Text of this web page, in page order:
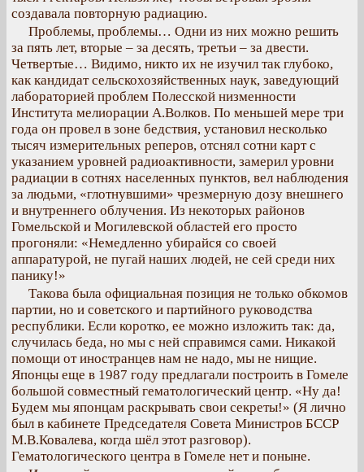
создавала повторную радиацию.
Проблемы, проблемы… Одни из них можно решить
за пять лет, вторые – за десять, третьи – за двести.
Четвертые… Видимо, никто их не изучил так глубоко,
как кандидат сельскохозяйственных наук, заведующий
лабораторией проблем Полесской низменности
Института мелиорации А.Волков. По меньшей мере три
года он провел в зоне бедствия, установил несколько
тысяч измерительных реперов, отснял сотни карт с
указанием уровней радиоактивности, замерил уровни
радиации в сотнях населенных пунктов, вел наблюдения
за людьми, «глотнувшими» чрезмерную дозу внешнего
и внутреннего облучения. Из некоторых районов
Гомельской и Могилевской областей его просто
прогоняли: «Немедленно убирайся со своей
аппаратурой, не пугай наших людей, не сей среди них
панику!»
Такова была официальная позиция не только обкомов
партии, но и советского и партийного руководства
республики. Если коротко, ее можно изложить так: да,
случилась беда, но мы с ней справимся сами. Никакой
помощи от иностранцев нам не надо, мы не нищие.
Японцы еще в 1987 году предлагали построить в Гомеле
большой совместный гематологический центр. «Ну да!
Будем мы японцам раскрывать свои секреты!» (Я лично
был в кабинете Председателя Совета Министров БССР
М.В.Ковалева, когда шёл этот разговор).
Гематологического центра в Гомеле нет и поныне.